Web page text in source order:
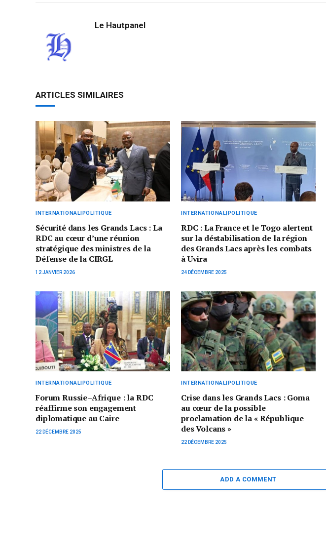
Le Hautpanel
ARTICLES SIMILAIRES
INTERNATIONAL|POLITIQUE
Sécurité dans les Grands Lacs : La
RDC au cœur d’une réunion
stratégique des ministres de la
Défense de la CIRGL
12 JANVIER 2026
INTERNATIONAL|POLITIQUE
RDC : La France et le Togo alertent
sur la déstabilisation de la région
des Grands Lacs après les combats
à Uvira
24 DÉCEMBRE 2025
INTERNATIONAL|POLITIQUE
Forum Russie–Afrique : la RDC
réaffirme son engagement
diplomatique au Caire
22 DÉCEMBRE 2025
INTERNATIONAL|POLITIQUE
Crise dans les Grands Lacs : Goma
au cœur de la possible
proclamation de la « République
des Volcans »
22 DÉCEMBRE 2025
ADD A COMMENT